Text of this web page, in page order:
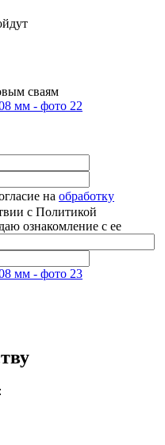
сваям
на обработку
с Политикой
ознакомление с ее